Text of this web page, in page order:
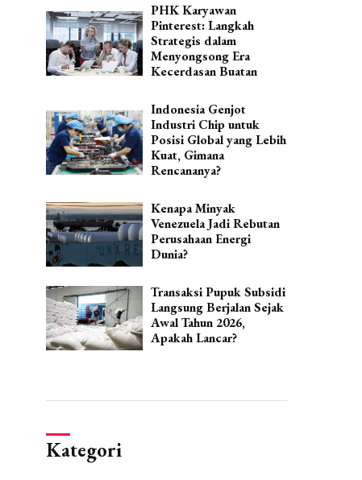
PHK Karyawan
Pinterest: Langkah
Strategis dalam
Menyongsong Era
Kecerdasan Buatan
Indonesia Genjot
Industri Chip untuk
Posisi Global yang Lebih
Kuat, Gimana
Rencananya?
Kenapa Minyak
Venezuela Jadi Rebutan
Perusahaan Energi
Dunia?
Transaksi Pupuk Subsidi
Langsung Berjalan Sejak
Awal Tahun 2026,
Apakah Lancar?
Kategori